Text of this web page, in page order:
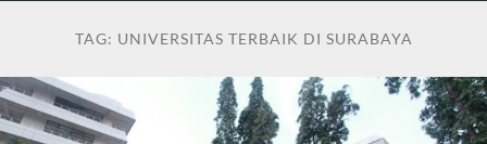
TAG: UNIVERSITAS TERBAIK DI SURABAYA